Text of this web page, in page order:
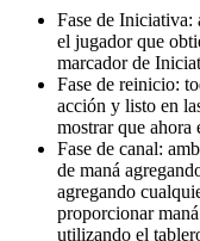
Fase de Iniciativa:
el jugador que
marcador de
Fase de reinicio:
acción y listo en
mostrar que ahora
Fase de canal:
de maná
agregando
proporcionar
utilizando el